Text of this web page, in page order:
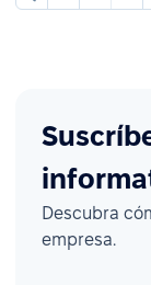
Descubra
empresa.